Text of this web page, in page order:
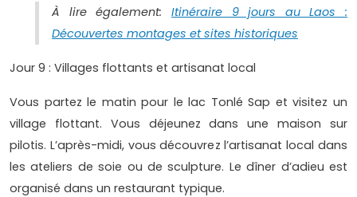
À lire également: Itinéraire 9 jours au Laos :
Découvertes montages et sites historiques
Jour 9 : Villages flottants et artisanat local
Vous partez le matin pour le lac Tonlé Sap et visitez un
village flottant. Vous déjeunez dans une maison sur
pilotis. L’après-midi, vous découvrez l’artisanat local dans
les ateliers de soie ou de sculpture. Le dîner d’adieu est
organisé dans un restaurant typique.